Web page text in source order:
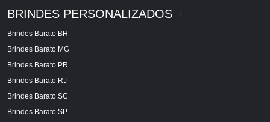
BRINDES PERSONALIZADOS
Brindes Barato BH
Brindes Barato MG
Brindes Barato PR
Brindes Barato RJ
Brindes Barato SC
Brindes Barato SP